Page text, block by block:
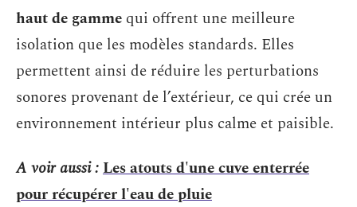
haut de gamme qui offrent une meilleure
isolation que les modèles standards. Elles
permettent ainsi de réduire les perturbations
sonores provenant de l’extérieur, ce qui crée un
environnement intérieur plus calme et paisible.
A voir aussi :Les atouts d'une cuve enterrée
pour récupérer l'eau de pluie